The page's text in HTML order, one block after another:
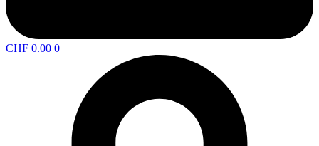
CHF 0.00 0